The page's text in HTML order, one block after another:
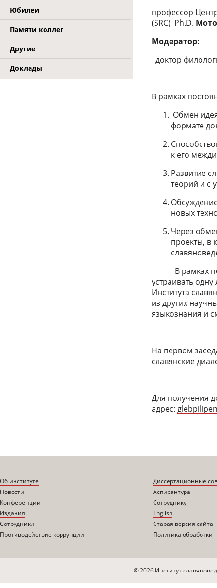
Юбилеи
Памяти коллег
Другие
Доклады
профессор
(SRC) Ph.D.
Модератор:
доктор
В рамках
Обмен
формате
к его
Развитие
теорий и с
новых
Через
проекты, в
В рамках
устраивать
Института
из других
языкознания и
На первом
славянские
Для получения
адрес:
Об институте
Новости
Конференции
Издания
Сотрудники
Противодействие коррупции
Диссертационные
Аспирантура
Сотруднику
English
Старая версия сайта
Политика обработки
© 2026 Институт